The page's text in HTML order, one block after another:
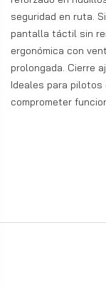
seguridad en ruta.
pantalla táctil sin
ergonómica con
prolongada. Cierre
Ideales para
comprometer